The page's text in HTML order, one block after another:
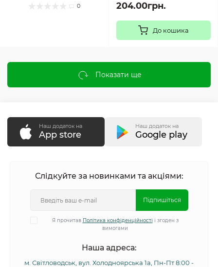
0 204.00грн.
До кошика
Показати ще
Наш додаток на
App store
Наш додаток на
Google play
Слідкуйте за новинками та акціями:
Підпишіться
Я прочитав Політика конфіденційності і згоден з
вимогами
Наша адреса:
м. Світловодськ, вул. Холодноярська 1а, Пн-Пт 8:00 -